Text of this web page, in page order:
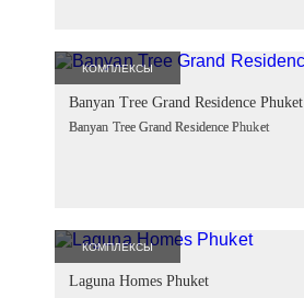
КОМПЛЕКСЫ
Banyan Tree Grand Residence Phuket
Banyan Tree Grand Residence Phuket
КОМПЛЕКСЫ
Laguna Homes Phuket